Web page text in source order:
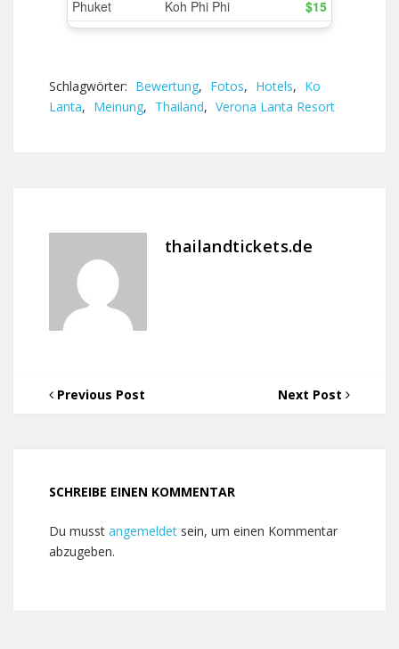
Schlagwörter: Bewertung, Fotos, Hotels, Ko
Lanta, Meinung, Thailand, Verona Lanta Resort
thailandtickets.de
Previous Post Next Post
SCHREIBE EINEN KOMMENTAR
Du musst angemeldet sein, um einen Kommentar
abzugeben.